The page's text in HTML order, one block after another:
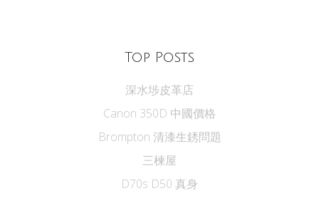
Top Posts
深水埗皮革店
Canon 350D 中國價格
Brompton 清漆生銹問題
三楝屋
D70s D50 真身